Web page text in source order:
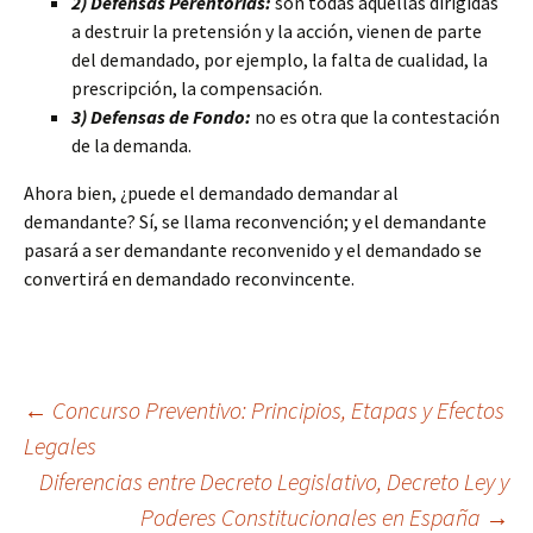
a destruir la pretensión y la acción, vienen de parte
del demandado, por ejemplo, la falta de cualidad, la
prescripción, la compensación.
3) Defensas de Fondo: no es otra que la contestación
de la demanda.
Ahora bien, ¿puede el demandado demandar al
demandante? Sí, se llama reconvención; y el demandante
pasará a ser demandante reconvenido y el demandado se
convertirá en demandado reconvincente.
Navegación
de
← Concurso Preventivo: Principios, Etapas y Efectos
Legales
Diferencias entre Decreto Legislativo, Decreto Ley y
Poderes Constitucionales en España →